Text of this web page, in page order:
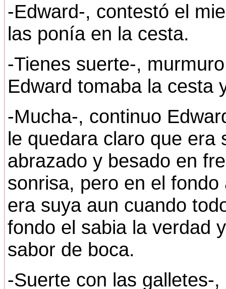
-Edward-, contestó el
las ponía en la cesta.
-Tienes suerte-,
Edward tomaba la cesta
-Mucha-, continuo
le quedara claro que era
abrazado y besado en
sonrisa, pero en el
era suya aun cuando
fondo el sabia la verdad
sabor de boca.
-Suerte con las galletes-